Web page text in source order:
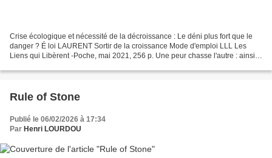
Crise écologique et nécessité de la décroissance : Le déni plus fort que le
danger ? É loi LAURENT Sortir de la croissance Mode d'emploi LLL Les
Liens qui Libèrent -Poche, mai 2021, 256 p. Une peur chasse l'autre : ainsi
Rule of Stone
Publié le 06/02/2026 à 17:34
Par Henri LOURDOU